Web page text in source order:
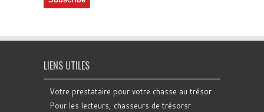
LIENS UTILES
Votre prestataire pour votre chasse au trésor
Pour les lecteurs, chasseurs de trésorsr